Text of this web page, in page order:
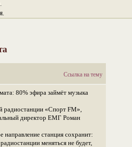
Ссылка на тему
80% эфира займёт музыка
радиостанции «Спорт FM»,
директор ЕМГ Роман
направление станция сохранит:
меняться не будет,